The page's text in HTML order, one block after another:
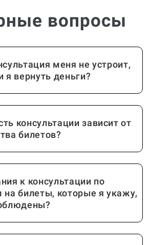
вопросы
меня не устроит,
я вернуть деньги?
консультации зависит от
билетов?
к консультации по
на билеты, которые я укажу,